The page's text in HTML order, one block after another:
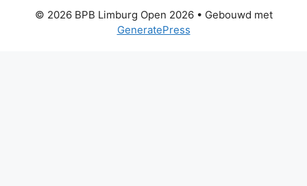
© 2026 BPB Limburg Open 2026• Gebouwd met
GeneratePress